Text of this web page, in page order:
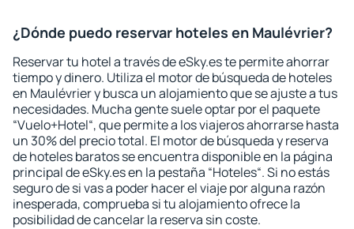
¿Dónde puedo reservar hoteles en Maulévrier?
Reservar tu hotel a través de eSky.es te permite ahorrar
tiempo y dinero. Utiliza el motor de búsqueda de hoteles
en Maulévrier y busca un alojamiento que se ajuste a tus
necesidades. Mucha gente suele optar por el paquete
“Vuelo+Hotel“, que permite a los viajeros ahorrarse hasta
un 30% del precio total. El motor de búsqueda y reserva
de hoteles baratos se encuentra disponible en la página
principal de eSky.es en la pestaña “Hoteles“. Si no estás
seguro de si vas a poder hacer el viaje por alguna razón
inesperada, comprueba si tu alojamiento ofrece la
posibilidad de cancelar la reserva sin coste.